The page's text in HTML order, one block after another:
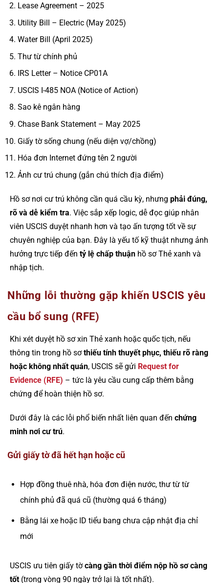
Lease Agreement – 2025
Utility Bill – Electric (May 2025)
Water Bill (April 2025)
Thư từ chính phủ
IRS Letter – Notice CP01A
USCIS I-485 NOA (Notice of Action)
Sao kê ngân hàng
Chase Bank Statement – May 2025
Giấy tờ sống chung (nếu diện vợ/chồng)
Hóa đơn Internet đứng tên 2 người
Ảnh cư trú chung (gắn chú thích địa điểm)
Hồ sơ nơi cư trú không cần quá cầu kỳ, nhưng phải đúng,
rõ và dễ kiểm tra. Việc sắp xếp logic, dễ đọc giúp nhân
viên USCIS duyệt nhanh hơn và tạo ấn tượng tốt về sự
chuyên nghiệp của bạn. Đây là yếu tố kỹ thuật nhưng ảnh
hưởng trực tiếp đến tỷ lệ chấp thuận hồ sơ Thẻ xanh và
nhập tịch.
Những lỗi thường gặp khiến USCIS yêu
cầu bổ sung (RFE)
Khi xét duyệt hồ sơ xin Thẻ xanh hoặc quốc tịch, nếu
thông tin trong hồ sơthiếu tính thuyết phục, thiếu rõ ràng
hoặc không nhất quán, USCIS sẽ gửi Request for
Evidence (RFE) – tức là yêu cầu cung cấp thêm bằng
chứng để hoàn thiện hồ sơ.
Dưới đây là các lỗi phổ biến nhất liên quan đến chứng
minh nơi cư trú.
Gửi giấy tờ đã hết hạn hoặc cũ
Hợp đồng thuê nhà, hóa đơn điện nước, thư từ từ
chính phủ đã quá cũ (thường quá 6 tháng)
Bằng lái xe hoặc ID tiểu bang chưa cập nhật địa chỉ
mới
USCIS ưu tiên giấy tờcàng gần thời điểm nộp hồ sơ càng
tốt (trong vòng 90 ngày trở lại là tốt nhất).